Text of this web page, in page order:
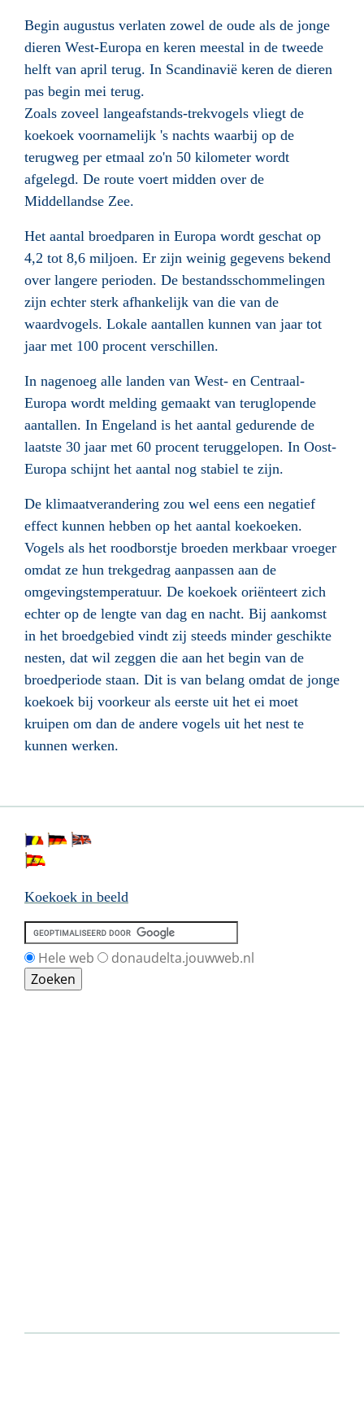
Begin augustus verlaten zowel de oude als de jonge
dieren West-Europa en keren meestal in de tweede
helft van april terug. In Scandinavië keren de dieren
pas begin mei terug.
Zoals zoveel langeafstands-trekvogels vliegt de
koekoek voornamelijk 's nachts waarbij op de
terugweg per etmaal zo'n 50 kilometer wordt
afgelegd. De route voert midden over de
Middellandse Zee.
Het aantal broedparen in Europa wordt geschat op
4,2 tot 8,6 miljoen. Er zijn weinig gegevens bekend
over langere perioden. De bestandsschommelingen
zijn echter sterk afhankelijk van die van de
waardvogels. Lokale aantallen kunnen van jaar tot
jaar met 100 procent verschillen.
In nagenoeg alle landen van West- en Centraal-
Europa wordt melding gemaakt van teruglopende
aantallen. In Engeland is het aantal gedurende de
laatste 30 jaar met 60 procent teruggelopen. In Oost-
Europa schijnt het aantal nog stabiel te zijn.
De klimaatverandering zou wel eens een negatief
effect kunnen hebben op het aantal koekoeken.
Vogels als het roodborstje broeden merkbaar vroeger
omdat ze hun trekgedrag aanpassen aan de
omgevingstemperatuur. De koekoek oriënteert zich
echter op de lengte van dag en nacht. Bij aankomst
in het broedgebied vindt zij steeds minder geschikte
nesten, dat wil zeggen die aan het begin van de
broedperiode staan. Dit is van belang omdat de jonge
koekoek bij voorkeur als eerste uit het ei moet
kruipen om dan de andere vogels uit het nest te
kunnen werken.
Koekoek in beeld
Hele web donaudelta.jouwweb.nl